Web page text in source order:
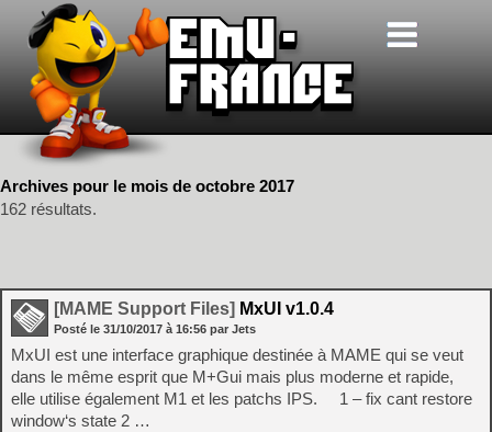
Archives pour le mois de octobre 2017
162 résultats.
[MAME Support Files] MxUI v1.0.4
Posté le 31/10/2017 à 16:56 par Jets
MxUI est une interface graphique destinée à MAME qui se veut
dans le même esprit que M+Gui mais plus moderne et rapide,
elle utilise également M1 et les patchs IPS. 1 – fix cant restore
window‘s state 2 …